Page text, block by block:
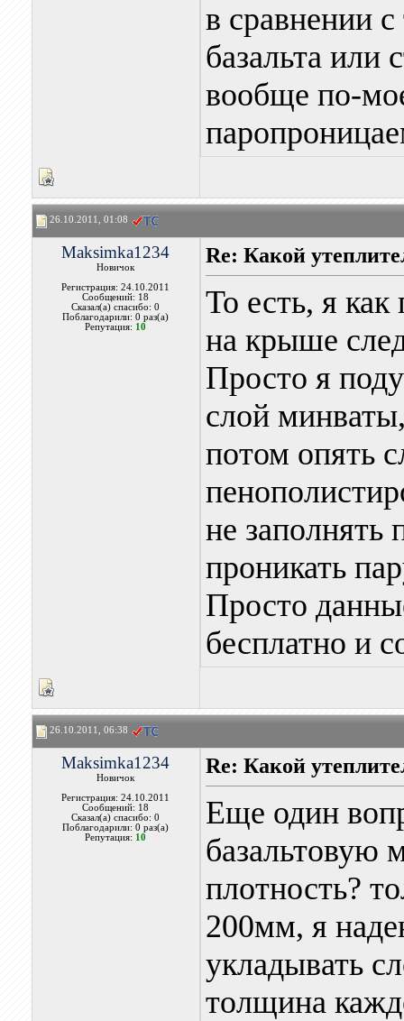
в сравнении
базальта или
вообще по-
26.10.2011, 01:08
Maksimka1234
Новичок
Регистрация: 24.10.2011
Сообщений: 18
Сказал(а) спасибо: 0
Поблагодарили: 0 раз(а)
Репутация: 10
Re: Какой
То есть, я
на крыше
Просто я
слой
потом опять
не заполнять
проникать
Просто
бесплатно и
26.10.2011, 06:38
Maksimka1234
Новичок
Регистрация: 24.10.2011
Сообщений: 18
Сказал(а) спасибо: 0
Поблагодарили: 0 раз(а)
Репутация: 10
Re: Какой
Еще один
базальтовую
плотность?
200мм, я
укладывать
толщина